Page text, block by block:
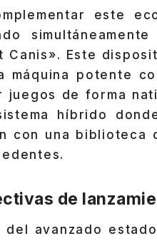
este
Canis». Este
máquina potente
juegos de forma
híbrido
con una biblioteca
de
del avanzado